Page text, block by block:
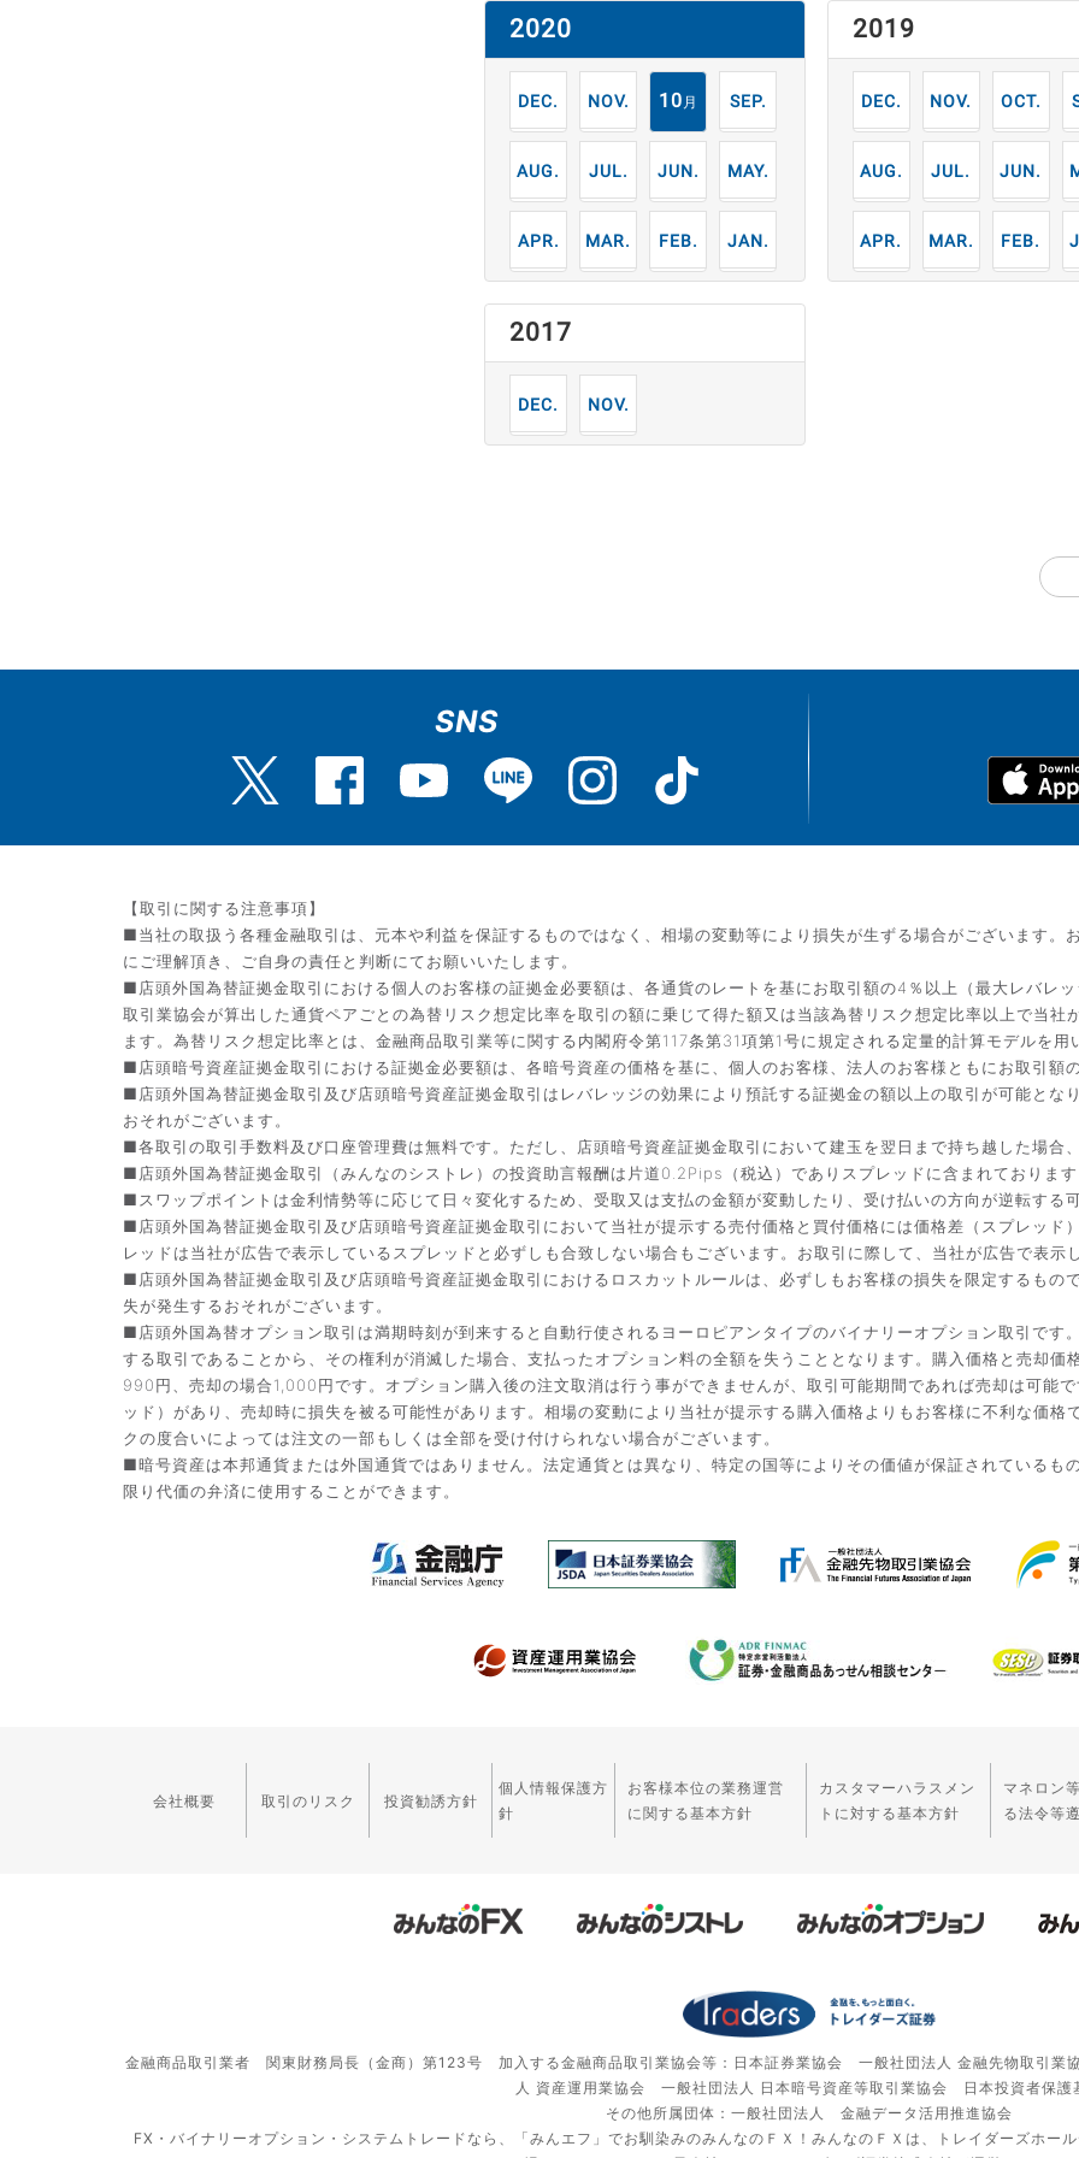
2020
12月 11月 10 月 9月
8月 7月 6月 5月
4月 3月 2月 1月
2019
12月 11月 10月
8月 7月 6月
4月 3月 2月
2017
12月 11月
SNS
【取引に関する注意事項】
■当社の取扱う各種金融取引は、元本や利益を保証するものではなく、相場の変動等により損失が生ずる場合がございます。
にご理解頂き、ご自身の責任と判断にてお願いいたします。
■店頭外国為替証拠金取引における個人のお客様の証拠金必要額は、各通貨のレートを基にお取引額の4％以上（最大レバレ
取引業協会が算出した通貨ペアごとの為替リスク想定比率を取引の額に乗じて得た額又は当該為替リスク想定比率以上で当
ます。為替リスク想定比率とは、金融商品取引業等に関する内閣府令第117条第31項第1号に規定される定量的計算モデルを用
■店頭暗号資産証拠金取引における証拠金必要額は、各暗号資産の価格を基に、個人のお客様、法人のお客様ともにお取引額
■店頭外国為替証拠金取引及び店頭暗号資産証拠金取引はレバレッジの効果により預託する証拠金の額以上の取引が可能とな
おそれがございます。
■各取引の取引手数料及び口座管理費は無料です。ただし、店頭暗号資産証拠金取引において建玉を翌日まで持ち越した場合
■店頭外国為替証拠金取引（みんなのシストレ）の投資助言報酬は片道0.2Pips（税込）でありスプレッドに含まれておりま
■スワップポイントは金利情勢等に応じて日々変化するため、受取又は支払の金額が変動したり、受け払いの方向が逆転する
■店頭外国為替証拠金取引及び店頭暗号資産証拠金取引において当社が提示する売付価格と買付価格には価格差（スプレッド
レッドは当社が広告で表示しているスプレッドと必ずしも合致しない場合もございます。お取引に際して、当社が広告で表
■店頭外国為替証拠金取引及び店頭暗号資産証拠金取引におけるロスカットルールは、必ずしもお客様の損失を限定するもの
失が発生するおそれがございます。
■店頭外国為替オプション取引は満期時刻が到来すると自動行使されるヨーロピアンタイプのバイナリーオプション取引です
する取引であることから、その権利が消滅した場合、支払ったオプション料の全額を失うこととなります。購入価格と売却
990円、売却の場合1,000円です。オプション購入後の注文取消は行う事ができませんが、取引可能期間であれば売却は可能
ッド）があり、売却時に損失を被る可能性があります。相場の変動により当社が提示する購入価格よりもお客様に不利な価
クの度合いによっては注文の一部もしくは全部を受け付けられない場合がございます。
■暗号資産は本邦通貨または外国通貨ではありません。法定通貨とは異なり、特定の国等によりその価値が保証されているも
限り代価の弁済に使用することができます。
会社概要 取引のリスク 投資勧誘方針
個人情報保護方
針
お客様本位の業務運営
に関する基本方針
カスタマーハラスメン
トに対する基本方針
マネロン
る法令等
金融商品取引業者 関東財務局長（金商）第123号 加入する金融商品取引業協会等：日本証券業協会 一般社団法人 金融先物取引
人 資産運用業協会 一般社団法人 日本暗号資産等取引業協会 日本投資者保護
その他所属団体：一般社団法人 金融データ活用推進協会
FX・バイナリーオプション・システムトレードなら、「みんエフ」でお馴染みのみんなのＦＸ！みんなのＦＸは、トレイダーズホー